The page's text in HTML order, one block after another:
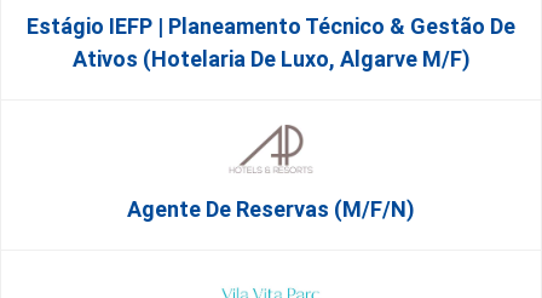
Estágio IEFP | Planeamento Técnico & Gestão De
Ativos (Hotelaria De Luxo, Algarve M/F)
Agente De Reservas (M/F/N)